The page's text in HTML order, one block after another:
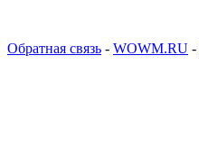
Обратная связь - WOWM.RU -